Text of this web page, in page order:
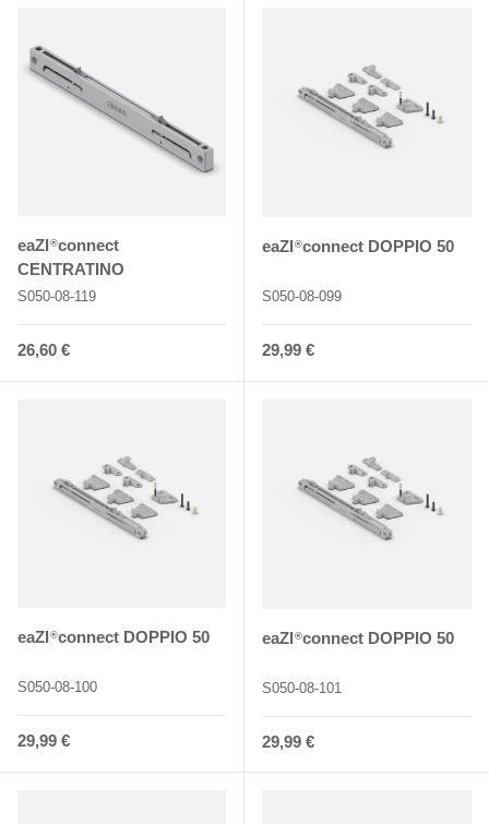
eaZI®connect
CENTRATINO
S050-08-119
Normaler Preis
26,60 €
eaZI®connect DOPPIO 50
S050-08-099
Normaler Preis
29,99 €
eaZI®connect DOPPIO 50
S050-08-100
Normaler Preis
29,99 €
eaZI®connect DOPPIO 50
S050-08-101
Normaler Preis
29,99 €